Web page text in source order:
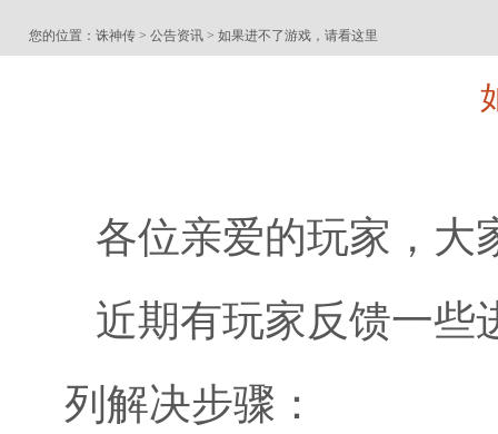
您的位置： 诛神传 > 公告资讯 > 如果进不了游戏，请看这里
各位亲爱的玩家，大
近期有玩家反馈一些
列解决步骤：